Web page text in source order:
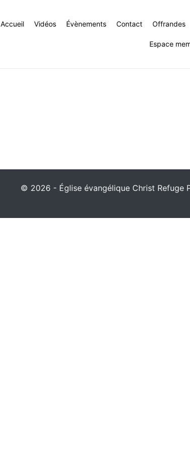
Accueil Vidéos Évènements Contact Offrandes
Espace
© 2026 - Église évangélique Christ Refuge